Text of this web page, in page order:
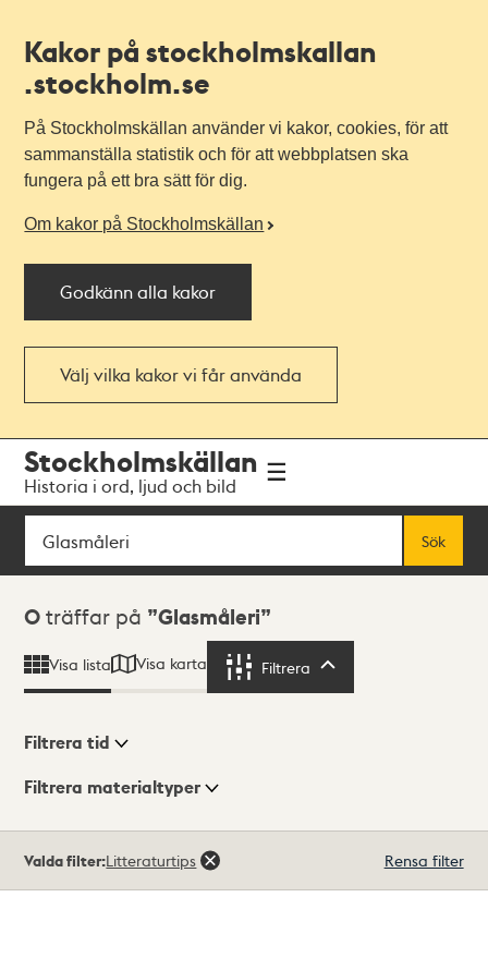
Kakor på stockholmskallan
.stockholm.se
På Stockholmskällan använder vi kakor, cookies, för att
sammanställa statistik och för att webbplatsen ska
fungera på ett bra sätt för dig.
Om kakor på Stockholmskällan
Godkänn alla kakor
Välj vilka kakor vi får använda
navigationen
huvudinnehållet
Stockholmskällan
Historia i ord, ljud och bild
Sök
Sök
Sökresultat
0 träffar på Glasmåleri
Visa lista Visa karta Filtrera
Visningsläge
Filtrera tid
Filtrera materialtyper
träffar
Valda filter:Litteraturtips Rensa filter